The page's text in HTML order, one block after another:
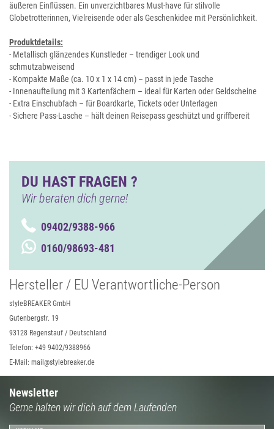
äußeren Einflüssen. Ein unverzichtbares Must-have für stilvolle
Globetrotterinnen, Vielreisende oder als Geschenkidee mit Persönlichkeit.
Produktdetails:
- Metallisch glänzendes Kunstleder – trendiger Look und
schmutzabweisend
- Kompakte Maße (ca. 10 x 1 x 14 cm) – passt in jede Tasche
- Innenaufteilung mit 3 Kartenfächern – ideal für Karten oder Geldscheine
- Extra Einschubfach – für Boardkarte, Tickets oder Unterlagen
- Sichere Pass-Lasche – hält deinen Reisepass geschützt und griffbereit
DU HAST FRAGEN ?
Wir beraten dich gerne!
09402/9388-966
0160/98693-481
Hersteller / EU Verantwortliche-Person
styleBREAKER GmbH
Gutenbergstr. 19
93128 Regenstauf / Deutschland
Telefon: +49 9402/9388966
E-Mail: mail@stylebreaker.de
Newsletter
Gerne halten wir dich auf dem Laufenden